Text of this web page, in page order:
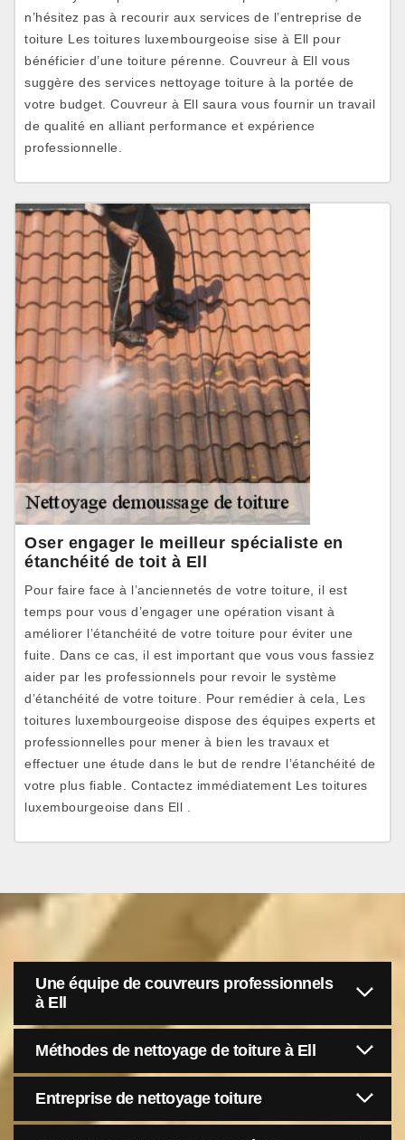
n’hésitez pas à recourir aux services de l’entreprise de
toiture Les toitures luxembourgeoise sise à Ell pour
bénéficier d’une toiture pérenne. Couvreur à Ell vous
suggère des services nettoyage toiture à la portée de
votre budget. Couvreur à Ell saura vous fournir un travail
de qualité en alliant performance et expérience
professionnelle.
Oser engager le meilleur spécialiste en
étanchéité de toit à Ell
Pour faire face à l’anciennetés de votre toiture, il est
temps pour vous d’engager une opération visant à
améliorer l’étanchéité de votre toiture pour éviter une
fuite. Dans ce cas, il est important que vous vous fassiez
aider par les professionnels pour revoir le système
d’étanchéité de votre toiture. Pour remédier à cela, Les
toitures luxembourgeoise dispose des équipes experts et
professionnelles pour mener à bien les travaux et
effectuer une étude dans le but de rendre l’étanchéité de
votre plus fiable. Contactez immédiatement Les toitures
luxembourgeoise dans Ell .
Une équipe de couvreurs professionnels
à Ell
Méthodes de nettoyage de toiture à Ell
Entreprise de nettoyage toiture